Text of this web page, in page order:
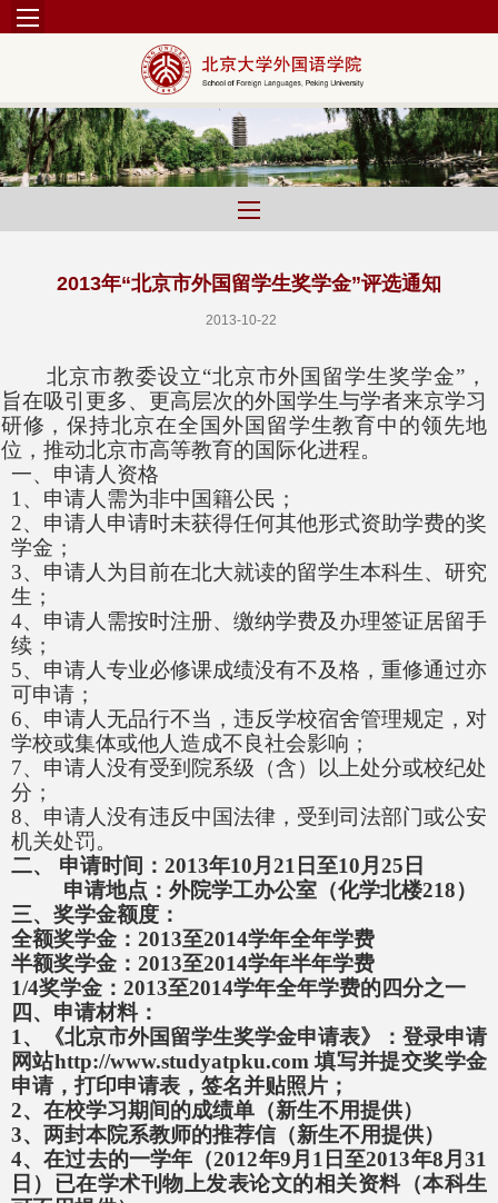
2013年“北京市外国留学生奖学金”评选通知
2013-10-22
北京市教委设立“北京市外国留学生奖学金”，
旨在吸引更多、更高层次的外国学生与学者来京学习
研修，保持北京在全国外国留学生教育中的领先地
位，推动北京市高等教育的国际化进程。
一、申请人资格
1、申请人需为非中国籍公民；
2、申请人申请时未获得任何其他形式资助学费的奖
学金；
3、申请人为目前在北大就读的留学生本科生、研究
生；
4、申请人需按时注册、缴纳学费及办理签证居留手
续；
5、申请人专业必修课成绩没有不及格，重修通过亦
可申请；
6、申请人无品行不当，违反学校宿舍管理规定，对
学校或集体或他人造成不良社会影响；
7、申请人没有受到院系级（含）以上处分或校纪处
分；
8、申请人没有违反中国法律，受到司法部门或公安
机关处罚。
二、
申请时间： 2013年10月 21 日至10月 25 日
申请地点：外院学工办公室（化学北楼218）
三、奖学金额度：
全额奖学金： 2013至2014学年全年学费
半额奖学金： 2013至2014学年半年学费
1/4奖学金： 2013至2014学年全年学费的四分之一
四、申请材料：
1、《北京市外国留学生奖学金申请表》：登录申请
网站http://www.studyatpku.com 填写并提交奖学金
申请，打印申请表，签名并贴照片；
2、在校学习期间的成绩单（新生不用提供）
3、两封本院系教师的推荐信（新生不用提供）
4、在过去的一学年（2012年9月 1 日至2013年8月31
日）已在学术刊物上发表论文的相关资料（本科生